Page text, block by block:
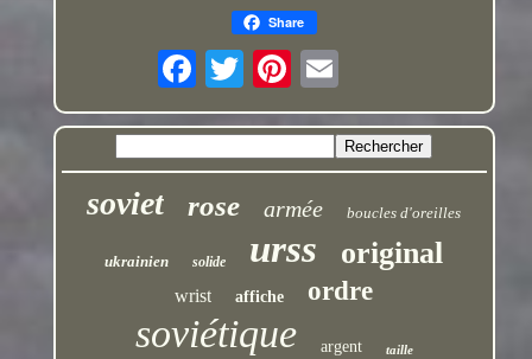
Share
soviet rose armée boucles d'oreilles
ukrainien solide urss original
wrist affiche ordre
soviétique argent taille